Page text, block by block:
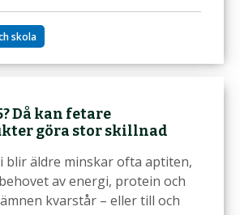
skola
Då kan fetare
göra stor skillnad
blir äldre minskar ofta aptiten,
av energi, protein och
kvarstår – eller till och